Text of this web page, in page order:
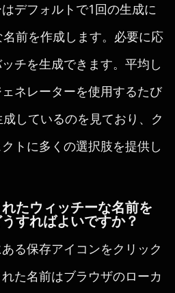
デフォルトで1回の生成に
前を作成します。必要に応
チを生成できます。平均し
ネレーターを使用するたび
しているのを見ており、ク
トに多くの選択肢を提供し
たウィッチーな名前を
すればよいですか？
る保存アイコンをクリック
た名前はブラウザのローカ